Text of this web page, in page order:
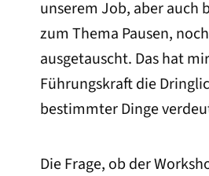
unserem Job, aber auch
zum Thema Pausen,
ausgetauscht. Das hat
Führungskraft die
bestimmter Dinge
Die Frage, ob der